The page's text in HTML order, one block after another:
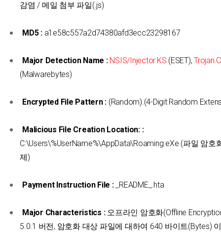
감염 / 메일 첨부 파일(.js)
MD5 :a1e58c557a2d74380afd3ecc23298167
Major Detection Name : NSIS/Injector.KS (ESET),
(Malwarebytes)
Encrypted File Pattern : (Random).(4-Digit Random
Malicious File Creation Location: :
C:\Users\%UserName%\AppData\Roaming.eXe (파일 암호
제)
Payment Instruction File :_README_.hta
Major Characteristics :오프라인 암호화(Offline
5.0.1 버전, 암호화 대상 파일에 대하여 640 바이트(Bytes)